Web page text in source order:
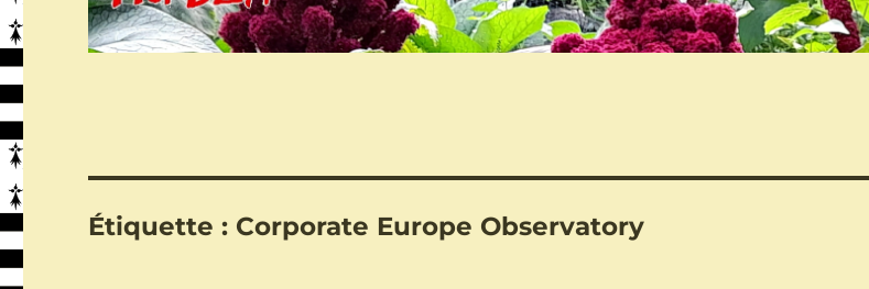
Étiquette : Corporate Europe Observatory